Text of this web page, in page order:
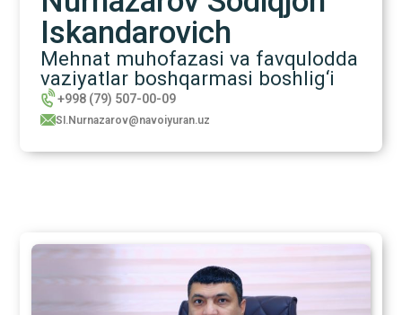
Iskandarovich
Mehnat muhofazasi va favqulodda
vaziyatlar boshqarmasi boshlig‘i
+998 (79) 507-00-09
SI.Nurnazarov@navoiyuran.uz